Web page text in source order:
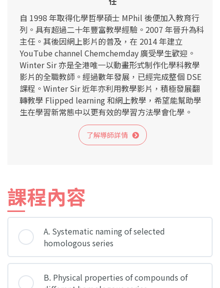
自 1998 年取得化學哲學碩士 MPhil 後便加入教育行
列。具有超過二十年豐富教學經驗。2007 年晉升為科
主任。其後因網上影片的普及，在 2014 年建立
YouTube channel Chemchemday 廣受學生歡迎。
Winter Sir 亦是全港唯一以動畫形式制作化學科教學
影片的全職教師。經過數年發展，已經完成整個 DSE
課程。Winter Sir 近年亦利用教學影片，積極發展翻
轉教學 Flipped learning 和網上教學，希望能幫助學
生在學習新常態中以更有效的學習方法學會化學。
了解導師詳情
課程內容
A. Systematic naming of selected
homologous series
B. Physical properties of compounds of